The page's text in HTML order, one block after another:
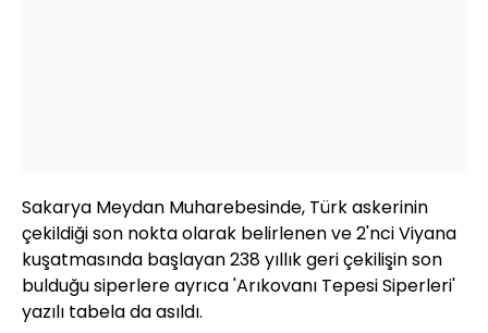
Sakarya Meydan Muharebesinde, Türk askerinin
çekildiği son nokta olarak belirlenen ve 2'nci Viyana
kuşatmasında başlayan 238 yıllık geri çekilişin son
bulduğu siperlere ayrıca 'Arıkovanı Tepesi Siperleri'
yazılı tabela da asıldı.